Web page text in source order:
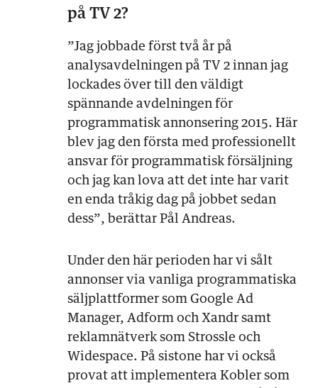
på TV 2?
”Jag jobbade först två år på
analysavdelningen på TV 2 innan jag
lockades över till den väldigt
spännande avdelningen för
programmatisk annonsering 2015. Här
blev jag den första med professionellt
ansvar för programmatisk försäljning
och jag kan lova att det inte har varit
en enda tråkig dag på jobbet sedan
dess”, berättar Pål Andreas.
Under den här perioden har vi sålt
annonser via vanliga programmatiska
säljplattformer som Google Ad
Manager, Adform och Xandr samt
reklamnätverk som Strossle och
Widespace. På sistone har vi också
provat att implementera Kobler som